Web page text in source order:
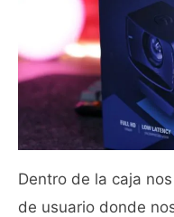
Dentro de la caja
de usuario donde